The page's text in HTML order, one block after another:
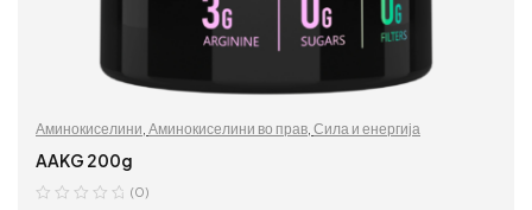
Аминокиселини, Аминокиселини во прав, Сила и енергија
AAKG 200g
(0)